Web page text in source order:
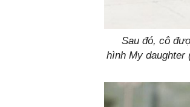
Sau đó, cô
hình My daughter